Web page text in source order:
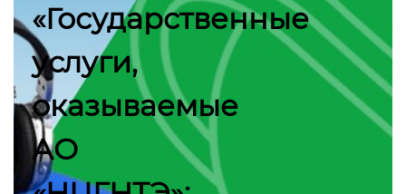
«Государственные
услуги,
оказываемые
АО